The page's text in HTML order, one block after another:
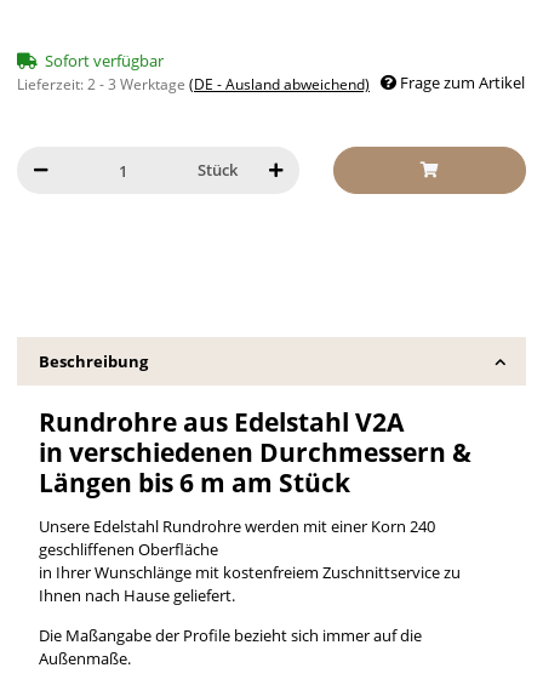
Sofort verfügbar
Lieferzeit:2 - 3 Werktage (DE - Ausland abweichend) Frage zum Artikel
Stück
Beschreibung
Rundrohre aus Edelstahl V2A
in verschiedenen Durchmessern &
Längen bis 6 m am Stück
Unsere Edelstahl Rundrohre werden mit einer Korn 240
geschliffenen Oberfläche
in Ihrer Wunschlänge mit kostenfreiem Zuschnittservice zu
Ihnen nach Hause geliefert.
Die Maßangabe der Profile bezieht sich immer auf die
Außenmaße.